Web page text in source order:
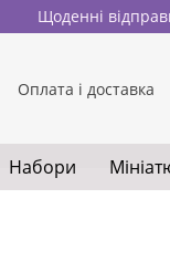
Щоденні
Оплата і доставка
Набори